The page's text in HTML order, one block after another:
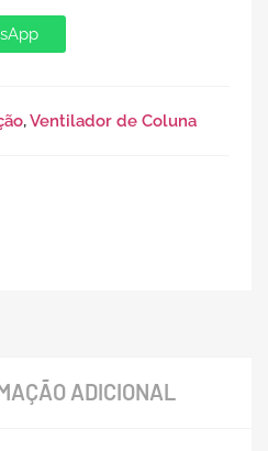
,Ventilador de Coluna
ADICIONAL